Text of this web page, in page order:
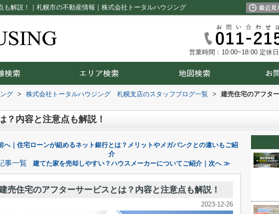
解説！｜札幌市の不動産情報｜株式会社トータルハウジング
営業時間：10:00~18:00 定休
グ > 株式会社トータルハウジング 札幌支店のスタッフブログ一覧 >
建売住宅のアフタ
？内容と注意点も解説！
｜住宅ローンが組めるネット銀行とは？メリットやメガバンクとの違いもご紹
介
事一覧 建てた家を売却しやすい？ハウスメーカーについてご紹介｜次へ ≫
売住宅のアフターサービスとは？内容と注意点も解説！
2023-12-26